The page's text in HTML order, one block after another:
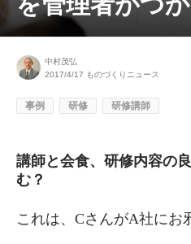
中村茂弘
2017/4/17 ものづくりニュース
事例 研修 研修講師
講師と会食、研修内容の
む？
これは、CさんがA社にお